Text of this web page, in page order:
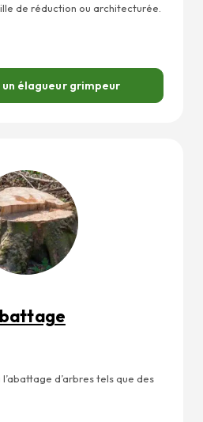
de réduction ou architecturée.
élagueur grimpeur
d’arbres tels que des